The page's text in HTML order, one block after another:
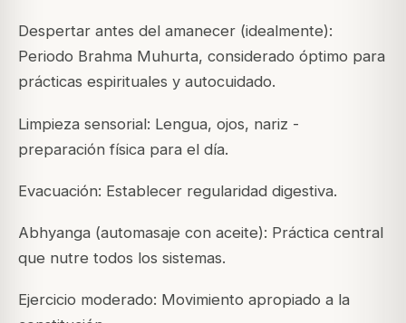
Despertar antes del amanecer (idealmente):
Periodo Brahma Muhurta, considerado óptimo para
prácticas espirituales y autocuidado.
Limpieza sensorial: Lengua, ojos, nariz -
preparación física para el día.
Evacuación: Establecer regularidad digestiva.
Abhyanga (automasaje con aceite): Práctica central
que nutre todos los sistemas.
Ejercicio moderado: Movimiento apropiado a la